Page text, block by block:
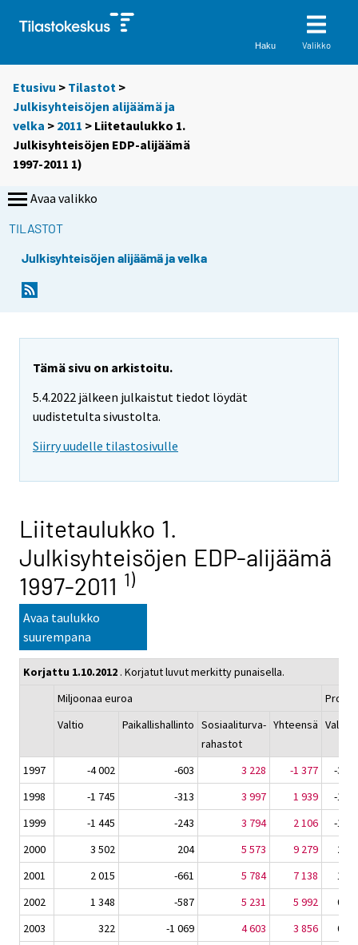
Haku Valikko
Etusivu > Tilastot >
Julkisyhteisöjen alijäämä ja
velka > 2011 > Liitetaulukko 1.
Julkisyhteisöjen EDP-alijäämä
1997-2011 1)
Avaa valikko
TILASTOT
Julkisyhteisöjen alijäämä ja velka
Tämä sivu on arkistoitu.
5.4.2022 jälkeen julkaistut tiedot löydät
uudistetulta sivustolta.
Siirry uudelle tilastosivulle
Liitetaulukko 1.
Julkisyhteisöjen EDP-alijäämä
1997-2011 1)
Avaa taulukko
suurempana
Korjattu 1.10.2012 . Korjatut luvut merkitty punaisella.
Miljoonaa euroa
Valtio
Paikallishallinto Sosiaaliturva-
rahastot
Yhteensä Valtio
1997 -4 002 -603 3 228 -1 377
-3,7
1998
-1 745 -313 3 997 1 939
-1,5
1999
-1 445 -243 3 794 2 106
-1,2
2000
3 502 204 5 573 9 279
2,6
2001
2 015 -661 5 784 7 138
1,4
2002
1 348 -587 5 231 5 992
0,9
2003
322 -1 069 4 603 3 856
0,2